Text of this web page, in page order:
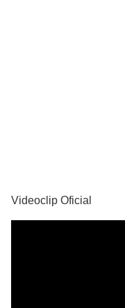
Videoclip Oficial